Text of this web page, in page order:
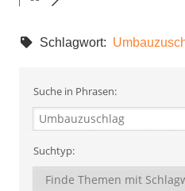
Schlagwort:
Suche in Phrasen:
Suchtyp: